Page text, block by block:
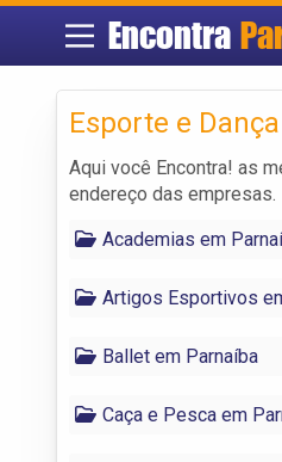
Encontra
Esporte e
Aqui você Encontra! as
endereço das empresas.
Academias em
Artigos Esportivos
Ballet em Parnaíba
Caça e Pesca em